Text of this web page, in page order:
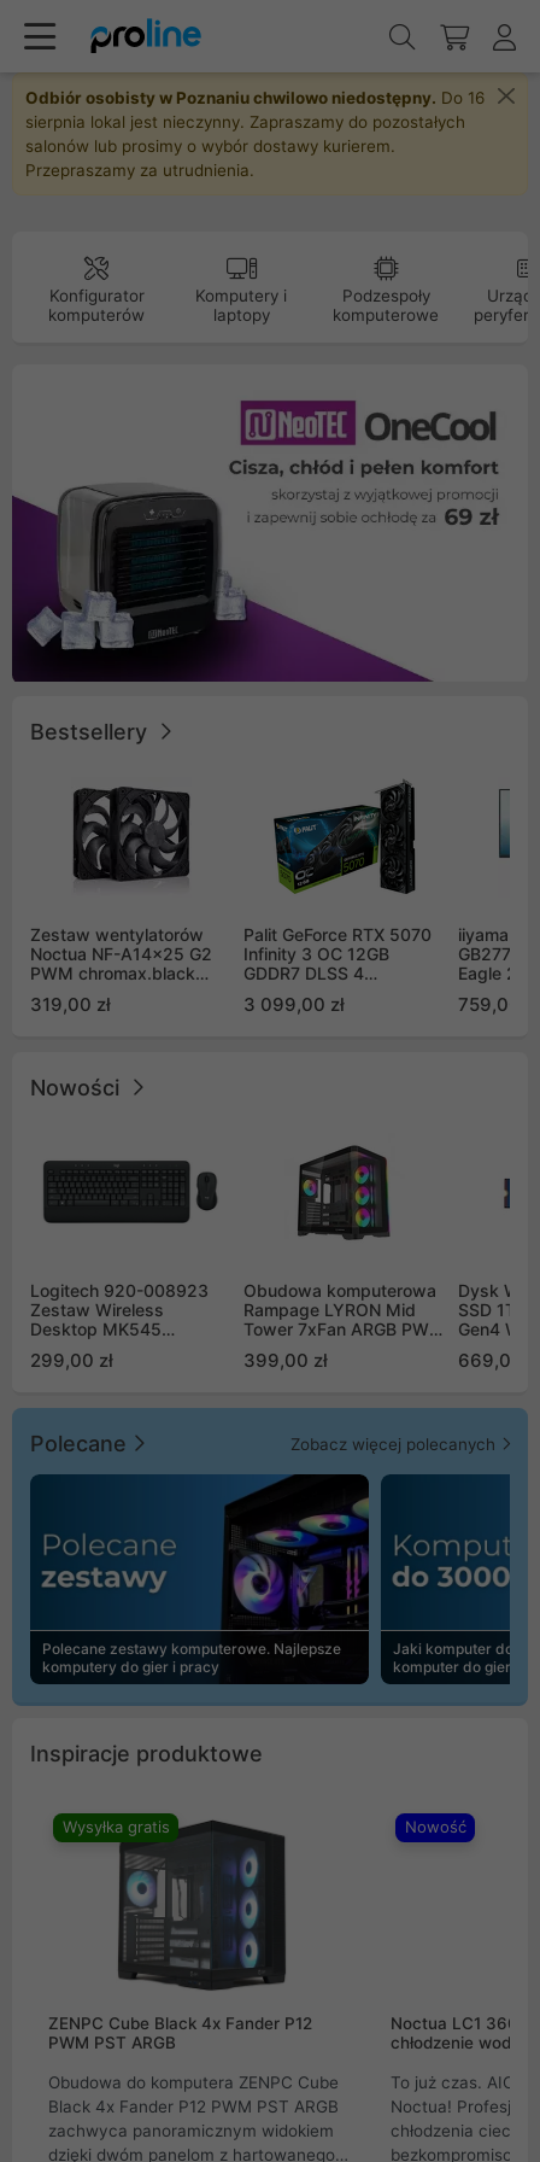
Odbiór osobisty w Poznaniu chwilowo niedostępny. Do 16
sierpnia lokal jest nieczynny. Zapraszamy do pozostałych
salonów lub prosimy o wybór dostawy kurierem.
Przepraszamy za utrudnienia.
Konfigurator
komputerów
Komputery i
laptopy
Podzespoły
komputerowe
Bestsellery
Zestaw wentylatorów
Noctua NF-A14x25 G2
PWM chromax.black
Push Pull (2szt)
319,00 zł
Palit GeForce RTX 5070
Infinity 3 OC 12GB
GDDR7 DLSS 4
GB2050S)
3 099,00 zł
iiyama G-
Eagle 27"
759,00 zł
Nowości
Logitech 920-008923
Zestaw Wireless
Desktop MK545
299,00 zł
Obudowa komputerowa
Rampage LYRON Mid
Tower 7xFan ARGB PWM
399,00 zł
Dysk WD
SSD 1TB
Gen4
669,00
Polecane Zobacz więcej polecanych
Polecane zestawy komputerowe. Najlepsze
komputery do gier i pracy
Jaki komputer do
komputer do gier |
Inspiracje produktowe
Wysyłka gratis
ZENPC Cube Black 4x Fander P12
PWM PST ARGB
Obudowa do komputera ZENPC Cube
Black 4x Fander P12 PWM PST ARGB
zachwyca panoramicznym widokiem
dzięki dwóm panelom z hartowanego
Nowość
Noctua LC1
chłodzenie wodne
To już czas. AIO
Noctua!
chłodzenia cieczą